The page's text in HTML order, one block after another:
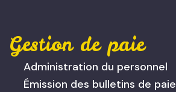
Gestion de paie
Administration du personnel
Émission des bulletins de paie